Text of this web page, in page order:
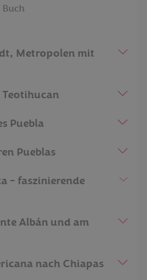
Metropolen mit
Teotihucan
Puebla
Pueblas
- faszinierende
Albán und am
nach Chiapas